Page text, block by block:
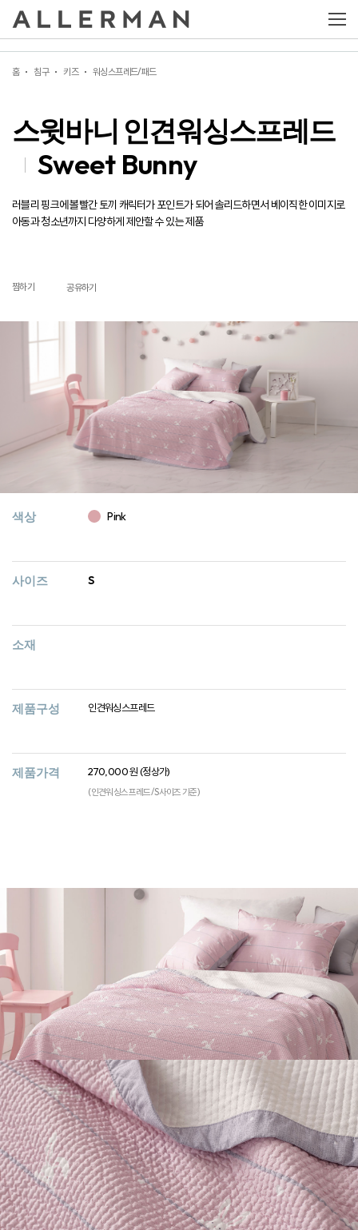
홈 침구 키즈 워싱스프레드/패드
스윗바니 인견워싱스프레드
Sweet Bunny
러블리 핑크에 볼빨간 토끼 캐릭터가 포인트가 되어 솔리드하면서 베이직한 이미지로
아동과 청소년까지 다양하게 제안할 수 있는 제품
찜하기 공유하기
스윗바니 인견워싱스프레드
색상 Pink
사이즈 S
소재
제품구성 인견워싱스프레드
제품가격 270,000 원 (정상가)
(인견워싱스프레드/ S사이즈 기준)